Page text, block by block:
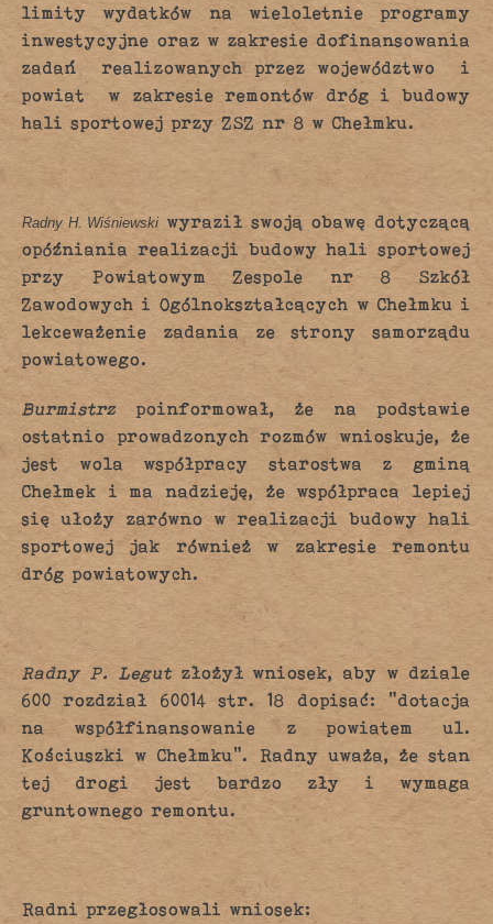
limity wydatków na wieloletnie programy
inwestycyjne oraz w zakresie dofinansowania
zadań realizowanych przez województwo i
powiat w zakresie remontów dróg i budowy
hali sportowej przy ZSZ nr 8 w Chełmku.
Radny H. Wiśniewski wyraził swoją obawę dotyczącą
opóźniania realizacji budowy hali sportowej
przy Powiatowym Zespole nr 8 Szkół
Zawodowych i Ogólnokształcących w Chełmku i
lekceważenie zadania ze strony samorządu
powiatowego.
Burmistrz poinformował, że na podstawie
ostatnio prowadzonych rozmów wnioskuje, że
jest wola współpracy starostwa z gminą
Chełmek i ma nadzieję, że współpraca lepiej
się ułoży zarówno w realizacji budowy hali
sportowej jak również w zakresie remontu
dróg powiatowych.
Radny P. Legutzłożył wniosek, aby w dziale
600 rozdział 60014 str. 18 dopisać: “dotacja
na współfinansowanie z powiatem ul.
Kościuszki w Chełmku”. Radny uważa, że stan
tej drogi jest bardzo zły i wymaga
gruntownego remontu.
Radni przegłosowali wniosek: